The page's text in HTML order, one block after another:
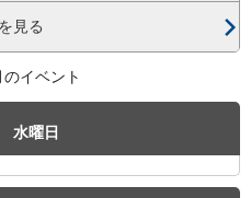
見る
イベント
水曜日